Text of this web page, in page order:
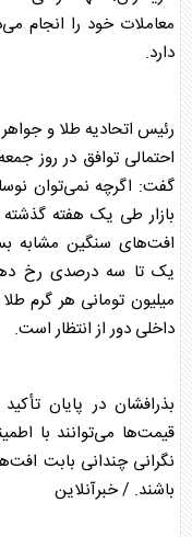
معاملات خود را انجام
دارد.
رئیس اتحادیه طلا و
احتمالی توافق در روز
گفت: اگرچه نمی‌توان
بازار طی یک هفته گذشته
افت‌های سنگین مشابه
یک تا سه درصدی رخ
میلیون تومانی هر گرم طلا
داخلی دور از انتظار است.
بذرافشان در پایان
قیمت‌ها می‌توانند با
نگرانی چندانی بابت
باشند. / خبرآنلاین